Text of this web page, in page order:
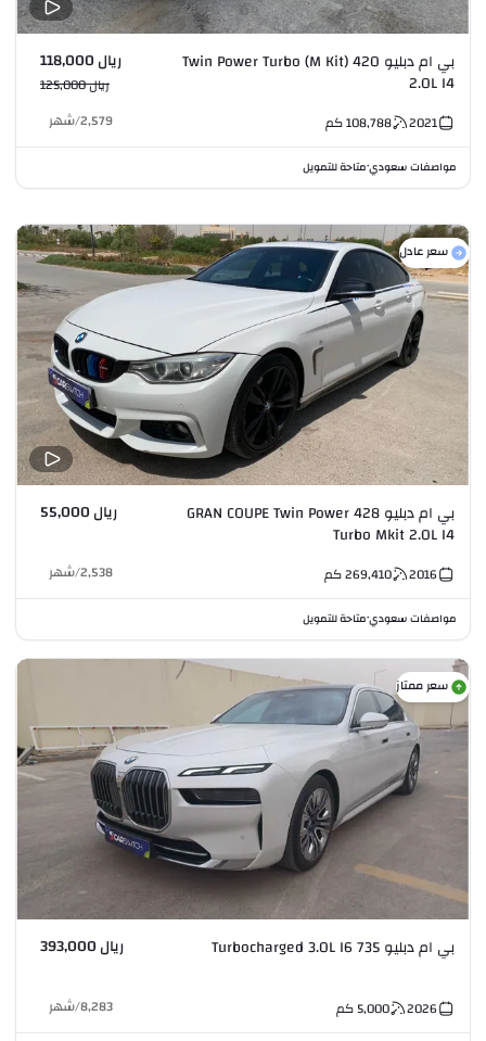
بي ام دبليو 420 Twin Power Turbo (M Kit)
2.0L I4
ريال 118,000
ريال 125,000
2021
108,788كم 2,579
/شهر
مواصفات سعودي•متاحة للتمويل
سعر عادل
بي ام دبليو 428 GRAN COUPE Twin Power
Turbo Mkit 2.0L I4
ريال 55,000
2016
269,410كم 2,538
/شهر
مواصفات سعودي•متاحة للتمويل
سعر ممتاز
بي ام دبليو 735 Turbocharged 3.0L I6 ريال 393,000
2026
5,000كم 8,283
/شهر